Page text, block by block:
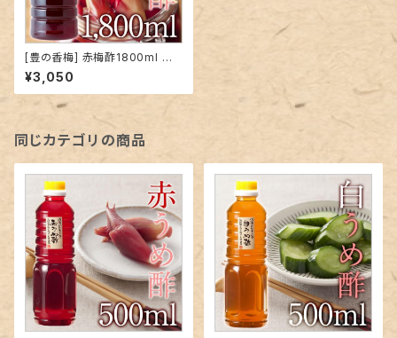
[豊の香梅] 赤梅酢1800ml 大
分県大山町産 無添加 赤紫蘇 天
然塩 ミネラル 天然調味料 クエ
ン酸 すっぱい ドリンク お湯割り
焼酎割り ドレッシング 下味に
¥3,050
同じカテゴリの商品